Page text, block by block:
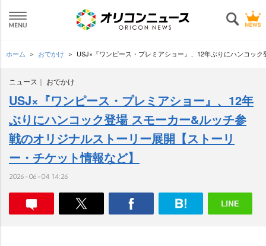
ホーム おでかけ USJ×『ワンピース・プレミアショー』、12年ぶりにハンコッ
ニュース おでかけ
USJ×『ワンピース・プレミアショー』、12年
ぶりにハンコック登場 スモーカー&ルッチ参
戦のオリジナルストーリー展開【ストーリ
ー・チケット情報など】
2026-06-04 14:26